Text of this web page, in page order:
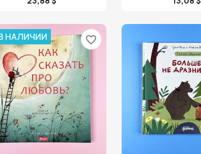
НАЛИЧИИ favorite_border